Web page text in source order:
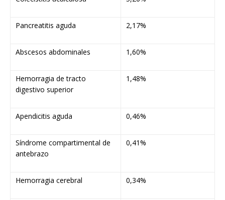
Pancreatitis aguda 2,17%
Abscesos abdominales 1,60%
Hemorragia de tracto
digestivo superior
1,48%
Apendicitis aguda 0,46%
Síndrome compartimental de
antebrazo
0,41%
Hemorragia cerebral 0,34%